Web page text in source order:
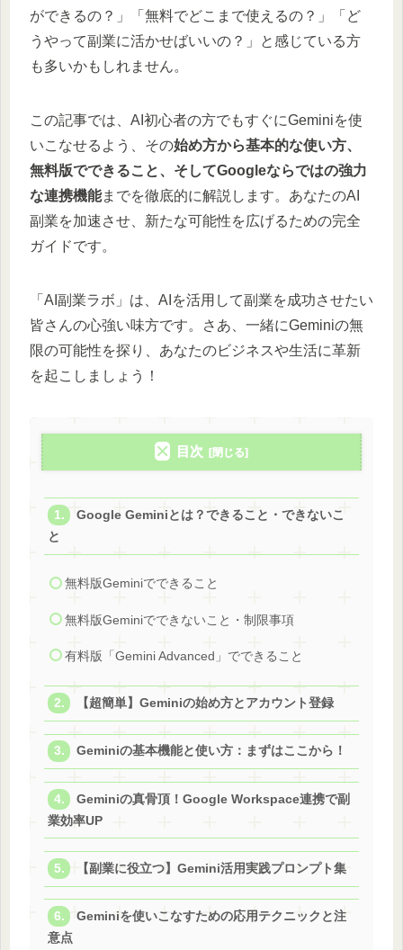
ができるの？」「無料でどこまで使えるの？」「ど
うやって副業に活かせばいいの？」と感じている方
も多いかもしれません。
この記事では、AI初心者の方でもすぐにGeminiを使
いこなせるよう、その始め方から基本的な使い方、
無料版でできること、そしてGoogleならではの強力
な連携機能までを徹底的に解説します。あなたのAI
副業を加速させ、新たな可能性を広げるための完全
ガイドです。
「AI副業ラボ」は、AIを活用して副業を成功させたい
皆さんの心強い味方です。さあ、一緒にGeminiの無
限の可能性を探り、あなたのビジネスや生活に革新
を起こしましょう！
目次
Google Geminiとは？できること・できないこ
と
無料版Geminiでできること
無料版Geminiでできないこと・制限事項
有料版「Gemini Advanced」でできること
【超簡単】Geminiの始め方とアカウント登録
Geminiの基本機能と使い方：まずはここから！
Geminiの真骨頂！Google Workspace連携で副
業効率UP
【副業に役立つ】Gemini活用実践プロンプト集
Geminiを使いこなすための応用テクニックと注
意点